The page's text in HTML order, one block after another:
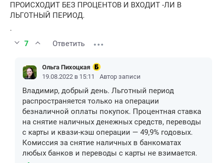
ПРОИСХОДИТ БЕЗ ПРОЦЕНТОВ И ВХОДИТ -ЛИ В
ЛЬГОТНЫЙ ПЕРИОД.
.
7
Ответить
Ольга Пихоцкая
19.08.2022 в 15:11
Автор записи
Владимир, добрый день. Льготный период
распространяется только на операции
безналичной оплаты покупок. Процентная ставка
на снятие наличных денежных средств, переводы
с карты и квази-кэш операции — 49,9% годовых.
Комиссия за снятие наличных в банкоматах
любых банков и переводы с карты не взимается.